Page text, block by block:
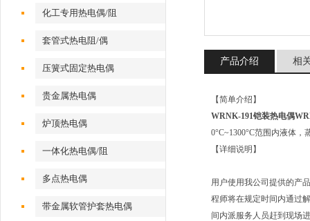
化工专用热电偶/阻
套管式热电阻/偶
压簧式固定热电偶
贵金属热电偶
炉顶热电偶
一体化热电偶/阻
多点热电偶
带金属软管护套热电偶
产品介绍 相
【简单介绍】
WRNK-191铠装热电偶
0°C~1300°C范围内液体
【详细说明】
用户使用我公司提供的产
程师将在规定时间内通过
间内派服务人员赶到现场